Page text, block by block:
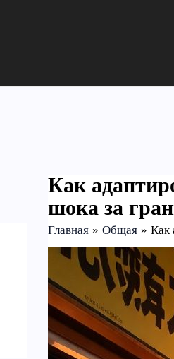
Как
шока за
Главная Общая Как